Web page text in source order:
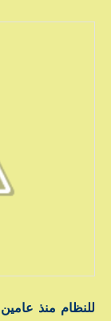
للنظام منذ